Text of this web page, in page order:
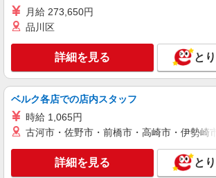
月給 273,650円
品川区
詳細を見る と
ベルク各店での店内スタッフ
時給 1,065円
古河市・佐野市・前橋市・高崎市・伊勢崎
詳細を見る と